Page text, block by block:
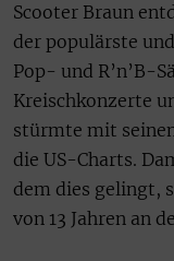
Scooter Braun
der populärste
Pop- und R’n’B-
Kreischkonzerte
stürmte mit
die US-Charts.
dem dies gelingt,
von 13 Jahren an